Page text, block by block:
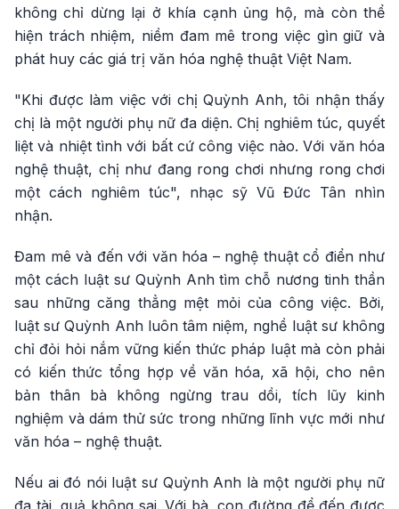
không chỉ dừng lại ở khía cạnh ủng hộ, mà còn thể
hiện trách nhiệm, niềm đam mê trong việc gìn giữ và
phát huy các giá trị văn hóa nghệ thuật Việt Nam.
"Khi được làm việc với chị Quỳnh Anh, tôi nhận thấy
chị là một người phụ nữ đa diện. Chị nghiêm túc, quyết
liệt và nhiệt tình với bất cứ công việc nào. Với văn hóa
nghệ thuật, chị như đang rong chơi nhưng rong chơi
một cách nghiêm túc", nhạc sỹ Vũ Đức Tân nhìn
nhận.
Đam mê và đến với văn hóa – nghệ thuật cổ điển như
một cách luật sư Quỳnh Anh tìm chỗ nương tinh thần
sau những căng thẳng mệt mỏi của công việc. Bởi,
luật sư Quỳnh Anh luôn tâm niệm, nghề luật sư không
chỉ đỏi hỏi nắm vững kiến thức pháp luật mà còn phải
có kiến thức tổng hợp về văn hóa, xã hội, cho nên
bản thân bà không ngừng trau dồi, tích lũy kinh
nghiệm và dám thử sức trong những lĩnh vực mới như
văn hóa – nghệ thuật.
Nếu ai đó nói luật sư Quỳnh Anh là một người phụ nữ